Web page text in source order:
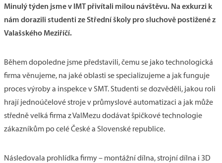
Minulý týden jsme v IMT přivítali milou návštěvu. Na exkurzi k
nám dorazili studenti ze Střední školy pro sluchově postižené z
Valašského Meziříčí.
Během dopoledne jsme představili, čemu se jako technologická
firma věnujeme, na jaké oblasti se specializujeme a jak funguje
proces výroby a inspekce v SMT. Studenti se dozvěděli, jakou roli
hrají jednoúčelové stroje v průmyslové automatizaci a jak může
středně velká firma z ValMezu dodávat špičkové technologie
zákazníkům po celé České a Slovenské republice.
Následovala prohlídka firmy – montážní dílna, strojní dílna i 3D